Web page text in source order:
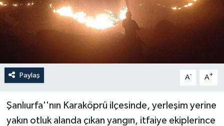
Paylaş A- A+
Şanlıurfa''nın Karaköprü ilçesinde, yerleşim yerine
yakın otluk alanda çıkan yangın, itfaiye ekiplerince